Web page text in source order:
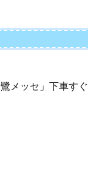
メッセ」下車すぐ